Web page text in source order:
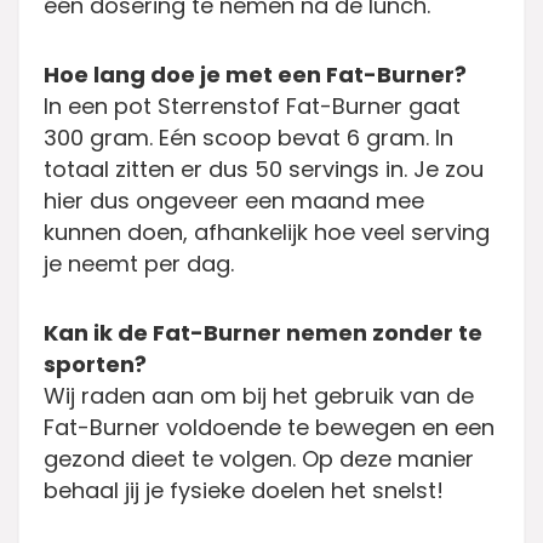
Hoe lang doe je met een Fat-Burner?
In een pot Sterrenstof Fat-Burner gaat
300 gram. Eén scoop bevat 6 gram. In
totaal zitten er dus 50 servings in. Je zou
hier dus ongeveer een maand mee
kunnen doen, afhankelijk hoe veel serving
je neemt per dag.
Kan ik de Fat-Burner nemen zonder te
sporten?
Wij raden aan om bij het gebruik van de
Fat-Burner voldoende te bewegen en een
gezond dieet te volgen. Op deze manier
behaal jij je fysieke doelen het snelst!